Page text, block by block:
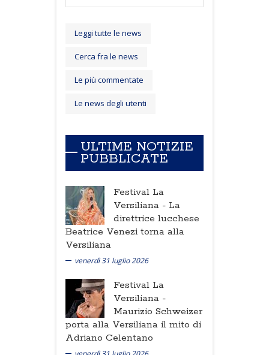
Leggi tutte le news
Cerca fra le news
Le più commentate
Le news degli utenti
ULTIME NOTIZIE
PUBBLICATE
Festival La
Versiliana - La
direttrice lucchese
Beatrice Venezi torna alla
Versiliana
venerdì 31 luglio 2026
Festival La
Versiliana -
Maurizio Schweizer
porta alla Versiliana il mito di
Adriano Celentano